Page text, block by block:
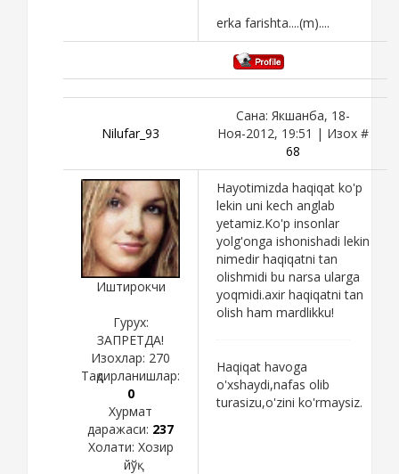
erka farishta....(m)....
Nilufar_93
Сана: Якшанба, 18-
Ноя-2012, 19:51 | Изох #
68
Иштирокчи
Гурух:
ЗАПРЕТДА!
Изохлар: 270
Тақдирланишлар:
0
Хурмат
даражаси: 237
Холати: Хозир
йўқ
Hayotimizda haqiqat ko'p
lekin uni kech anglab
yetamiz.Ko'p insonlar
yolg'onga ishonishadi lekin
nimedir haqiqatni tan
olishmidi bu narsa ularga
yoqmidi.axir haqiqatni tan
olish ham mardlikku!
Haqiqat havoga
o'xshaydi,nafas olib
turasizu,o'zini ko'rmaysiz.